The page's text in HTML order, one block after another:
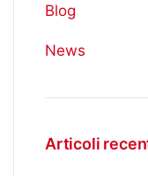
Blog
News
Articoli